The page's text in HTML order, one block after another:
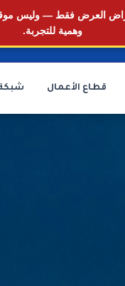
العرض فقط — وليس
وهمية للتجربة.
قطاع الأعمال